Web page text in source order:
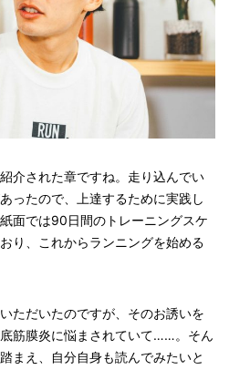
介された章ですね。走り込んでい
ったので、上達するために実践し
面では90日間のトレーニングスケ
り、これからランニングを始める
ただいたのですが、そのお誘いを
筋膜炎に悩まされていて……。そん
まえ、自分自身も読んでみたいと